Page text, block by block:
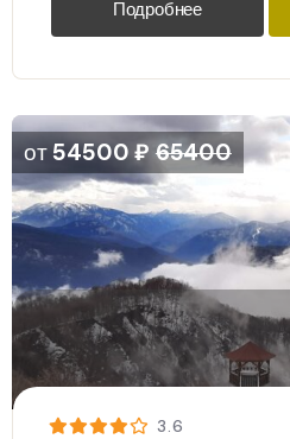
Подробнее
от 54500₽ 65400
3.6